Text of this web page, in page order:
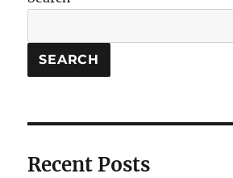
SEARCH
Recent Posts